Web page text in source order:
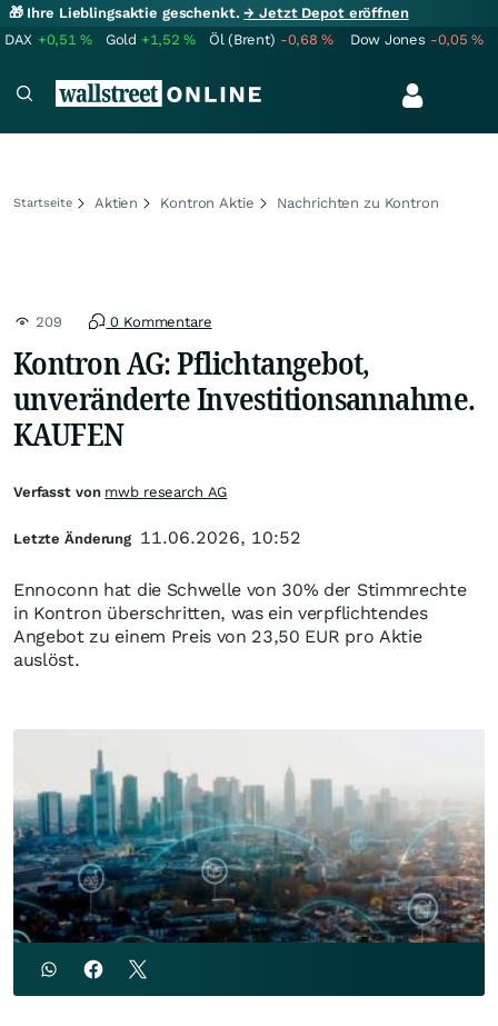
🎁 Ihre Lieblingsaktie geschenkt.→ Jetzt Depot eröffnen
DAX +0,51% Gold +1,52% Öl (Brent) -0,68% Dow Jones -0,05%
Startseite Aktien Kontron Aktie Nachrichten zu Kontron
209 0 Kommentare
Kontron AG: Pflichtangebot,
unveränderte Investitionsannahme.
KAUFEN
Ennoconn hat die Schwelle von 30% der Stimmrechte
in Kontron überschritten, was ein verpflichtendes
Angebot zu einem Preis von 23,50 EUR pro Aktie
auslöst.
Verfasst von mwb research AG
Letzte Änderung 11.06.2026, 10:52